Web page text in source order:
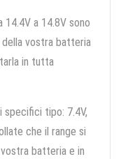
a 14.8V sono
vostra batteria
in tutta
tipo: 7.4V,
che il range si
batteria e in